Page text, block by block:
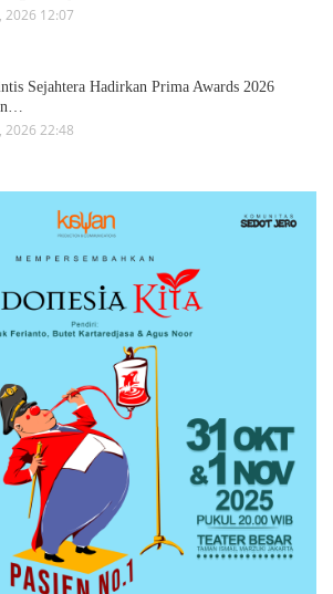
2026 12:07
Sejahtera Hadirkan Prima Awards 2026
2026 22:48